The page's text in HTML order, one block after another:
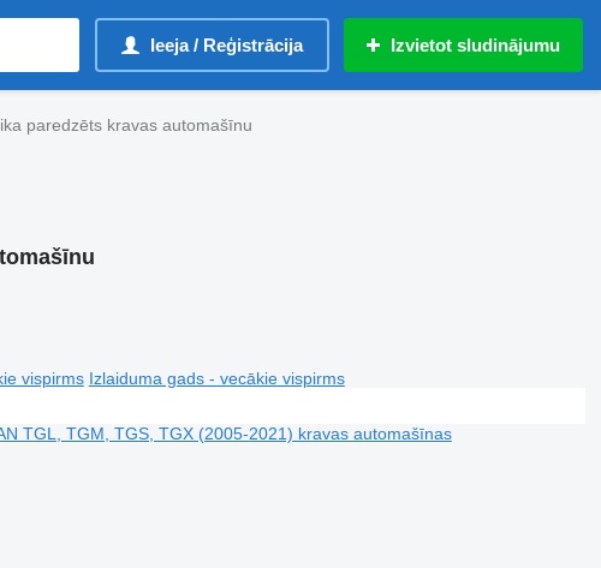
Ieeja / Reģistrācija Izvietot sludinājumu
paredzēts kravas automašīnu
vispirms Izlaiduma gads - vecākie vispirms